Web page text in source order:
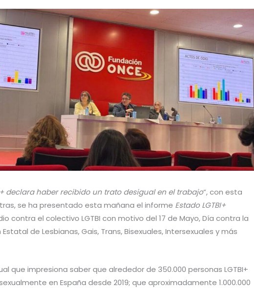
declara haber recibido un trato desigual en el trabajo”, con esta
se ha presentado esta mañana el informe Estado LGTBI+
contra el colectivo LGTBI con motivo del 17 de Mayo, Día contra la
de Lesbianas, Gais, Trans, Bisexuales, Intersexuales y más
que impresiona saber que alrededor de 350.000 personas LGTBI+
en España desde 2019; que aproximadamente 1.000.000